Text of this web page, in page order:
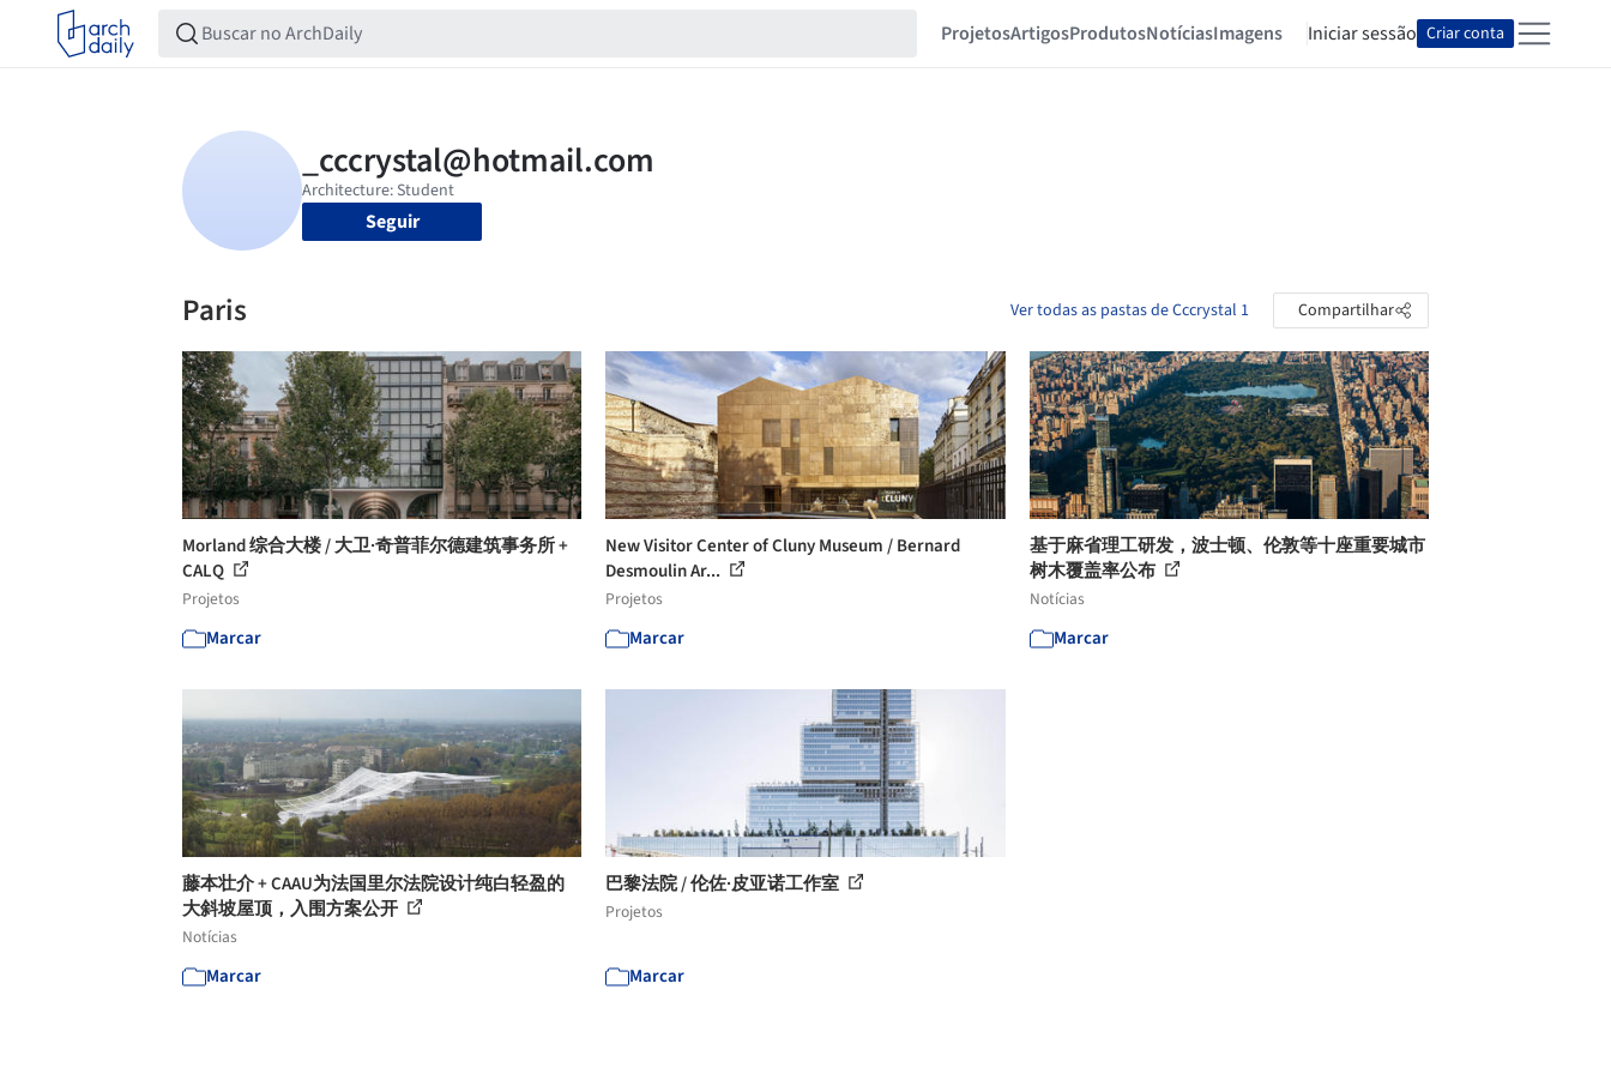
ProjetosArtigosProdutosNotíciasImagens Iniciar sessão Criar conta
Seguir
Paris Ver todas as pastas de Cccrystal 1 Compartilhar
Morland 综合大楼 / 大卫·奇普菲尔德建筑事务所 +
CALQ
Projetos
Marcar
New Visitor Center of Cluny Museum / Bernard
Desmoulin Ar...
Projetos
Marcar
基于麻省理工研发，波士顿、伦敦等十座重要城市
树木覆盖率公布
Notícias
Marcar
藤本壮介 + CAAU为法国里尔法院设计纯白轻盈的
大斜坡屋顶，入围方案公开
Notícias
Marcar
巴黎法院 / 伦佐·皮亚诺工作室
Projetos
Marcar